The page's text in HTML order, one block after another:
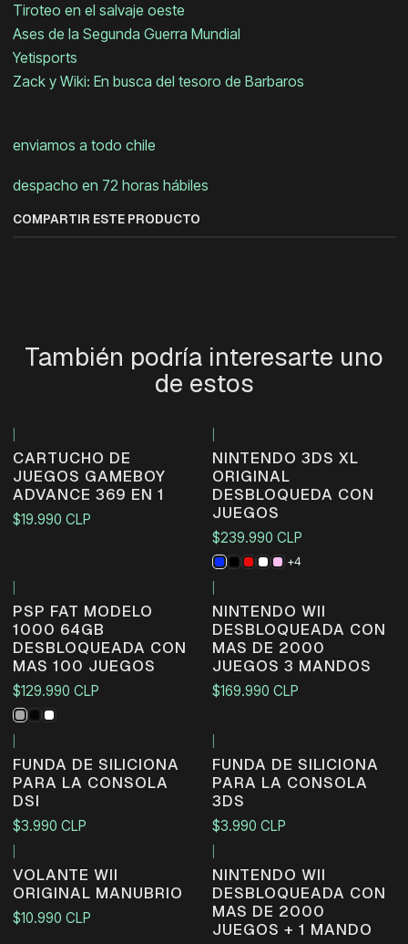
Tiroteo en el salvaje oeste
Ases de la Segunda Guerra Mundial
Yetisports
Zack y Wiki: En busca del tesoro de Barbaros
enviamos a todo chile
despacho en 72 horas hábiles
COMPARTIR ESTE PRODUCTO
También podría interesarte uno
de estos
CARTUCHO DE
JUEGOS GAMEBOY
ADVANCE 369 EN 1
$19.990 CLP
NINTENDO 3DS XL
ORIGINAL
DESBLOQUEDA CON
JUEGOS
$239.990 CLP
+4
PSP FAT MODELO
1000 64GB
DESBLOQUEADA CON
MAS 100 JUEGOS
$129.990 CLP
NINTENDO WII
DESBLOQUEADA CON
MAS DE 2000
JUEGOS 3 MANDOS
$169.990 CLP
FUNDA DE SILICIONA
PARA LA CONSOLA
DSI
$3.990 CLP
FUNDA DE SILICIONA
PARA LA CONSOLA
3DS
$3.990 CLP
VOLANTE WII
ORIGINAL MANUBRIO
$10.990 CLP
NINTENDO WII
DESBLOQUEADA CON
MAS DE 2000
JUEGOS + 1 MANDO